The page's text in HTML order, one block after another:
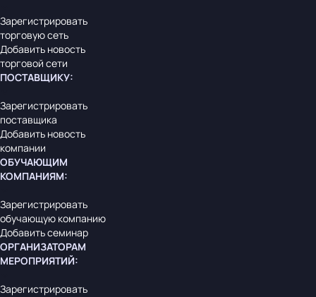
Зарегистрировать
торговую сеть
Добавить новость
торговой сети
ПОСТАВЩИКУ:
Зарегистрировать
поставщика
Добавить новость
компании
ОБУЧАЮЩИМ
КОМПАНИЯМ:
Зарегистрировать
обучающую компанию
Добавить семинар
ОРГАНИЗАТОРАМ
МЕРОПРИЯТИЙ:
Зарегистрировать